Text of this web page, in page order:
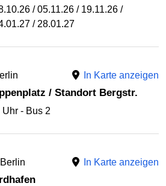
/ 05.11.26 / 19.11.26 /
/ 28.01.27
In Karte anzeigen
/ Standort Bergstr.
- Bus 2
In Karte anzeigen